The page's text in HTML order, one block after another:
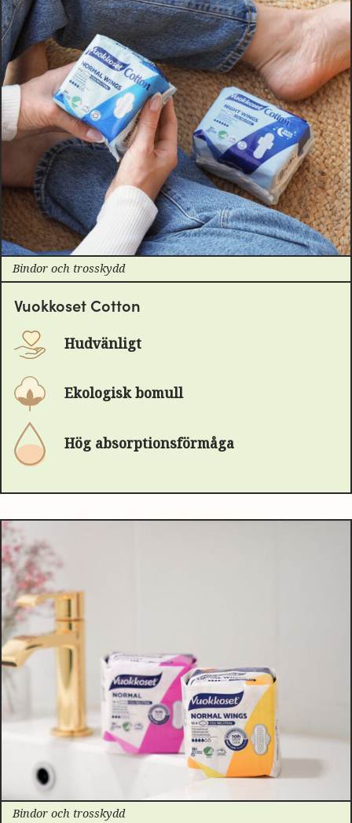
Bindor och trosskydd
Vuokkoset Cotton
Hudvänligt
Ekologisk bomull
Hög absorptionsförmåga
Bindor och trosskydd